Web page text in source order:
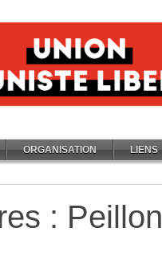
ORGANISATION LIENS
: Peillon